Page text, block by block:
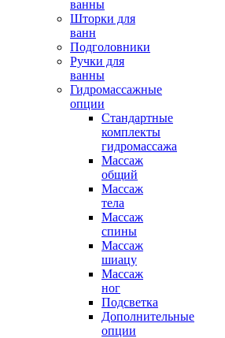
ванны
Шторки для
ванн
Подголовники
Ручки для
ванны
Гидромассажные
опции
Стандартные
комплекты
гидромассажа
Массаж
общий
Массаж
тела
Массаж
спины
Массаж
шиацу
Массаж
ног
Подсветка
Дополнительные
опции